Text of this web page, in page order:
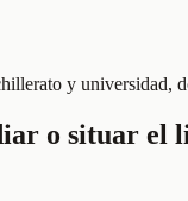
y universidad,
o situar el